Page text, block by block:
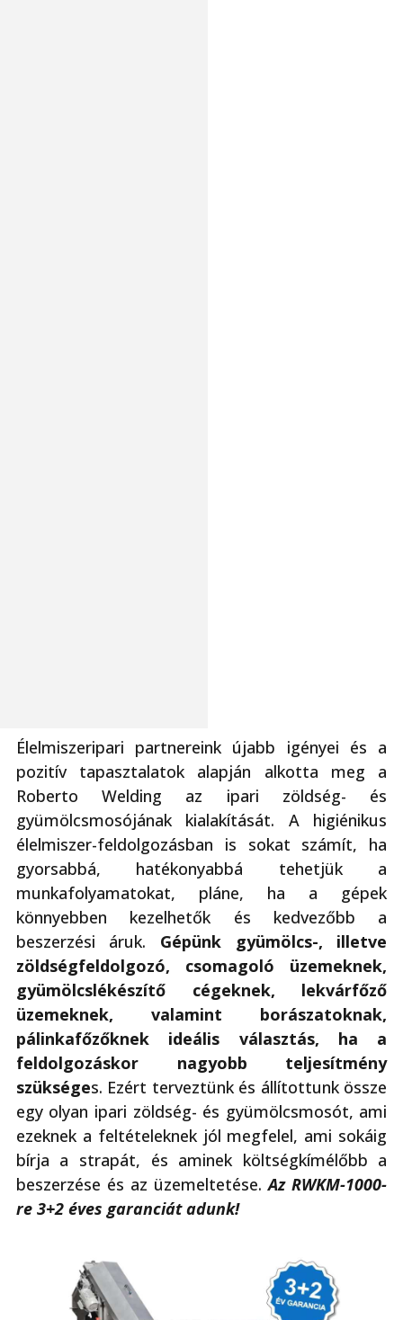
Élelmiszeripari partnereink újabb igényei és a
pozitív tapasztalatok alapján alkotta meg a
Roberto Welding az ipari zöldség- és
gyümölcsmosójának kialakítását. A higiénikus
élelmiszer-feldolgozásban is sokat számít, ha
gyorsabbá, hatékonyabbá tehetjük a
munkafolyamatokat, pláne, ha a gépek
könnyebben kezelhetők és kedvezőbb a
beszerzési áruk. Gépünk gyümölcs-, illetve
zöldségfeldolgozó, csomagoló üzemeknek,
gyümölcslékészítő cégeknek, lekvárfőző
üzemeknek, valamint borászatoknak,
pálinkafőzőknek ideális választás, ha a
feldolgozáskor nagyobb teljesítmény
szükséges. Ezért terveztünk és állítottunk össze
egy olyan ipari zöldség- és gyümölcsmosót, ami
ezeknek a feltételeknek jól megfelel, ami sokáig
bírja a strapát, és aminek költségkímélőbb a
beszerzése és az üzemeltetése.Az RWKM-1000-
re 3+2 éves garanciát adunk!